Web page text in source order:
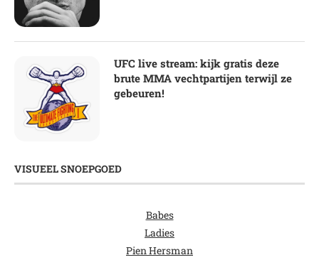
UFC live stream: kijk gratis deze
brute MMA vechtpartijen terwijl ze
gebeuren!
VISUEEL SNOEPGOED
Babes
Ladies
Pien Hersman